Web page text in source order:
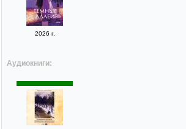
2026 г.
Аудиокниги: